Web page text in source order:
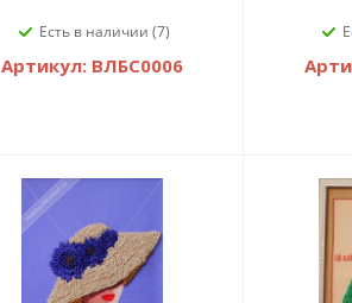
Есть в наличии (7)
Артикул: ВЛБС0006